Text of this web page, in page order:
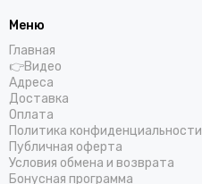
Меню
Главная
👉Видео
Адреса
Доставка
Оплата
Политика конфиденциальности
Публичная оферта
Условия обмена и возврата
Бонусная программа